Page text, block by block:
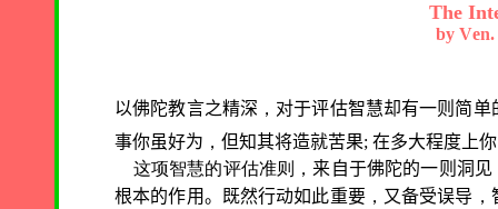
The
by V
以佛陀教言之精深 ， 对于评估智慧却有一则简单
事你虽好为 ， 但知其将造就苦果; 在多大程度上
这项智慧的评估准则， 来自于佛陀的一则洞见
根本的作用。既然行动如此重要， 又备受误导 ，